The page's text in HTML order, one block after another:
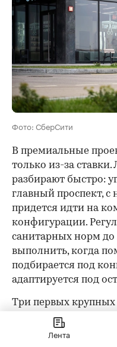
Фото: СберСити
В премиальные
только из-за
разбирают быстро:
главный проспект,
придется идти на
конфигурации.
санитарных норм
выполнить, когда
подбирается под
адаптируется под
Три первых крупных
подтвердили свое
«Гастроном
Лента